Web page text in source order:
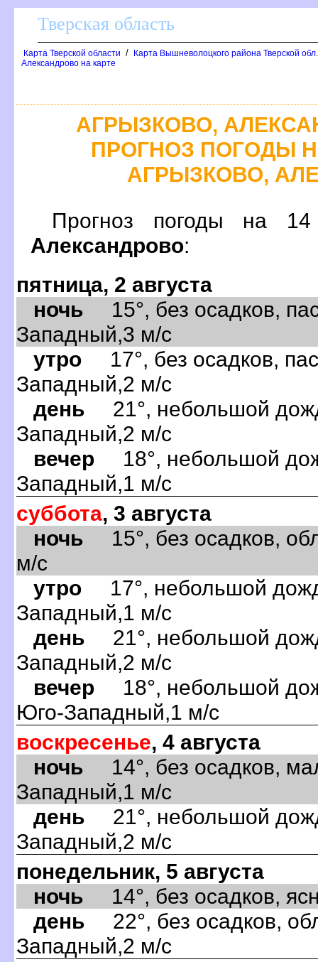
Тверская область
Карта Тверской области /
Карта Вышневолоцкого района Тверской
Александрово на карте
АГРЫЗКОВО,
ПРОГНОЗ ПОГОДЫ
АГРЫЗКОВО,
Прогноз погоды на
Александрово:
пятница, 2 августа
ночь 15°, без осадков,
Западный,3 м/с
утро 17°, без осадков,
Западный,2 м/с
день 21°, небольшой
Западный,2 м/с
вечер 18°, небольшой
Западный,1 м/с
суббота, 3 августа
ночь 15°, без осадков,
м/с
утро 17°, небольшой
Западный,1 м/с
день 21°, небольшой
Западный,2 м/с
вечер 18°, небольшой
Юго-Западный,1 м/с
воскресенье, 4 августа
ночь 14°, без осадков,
Западный,1 м/с
день 21°, небольшой
Западный,2 м/с
понедельник, 5 августа
ночь 14°, без осадков,
день 22°, без осадков,
Западный,2 м/с